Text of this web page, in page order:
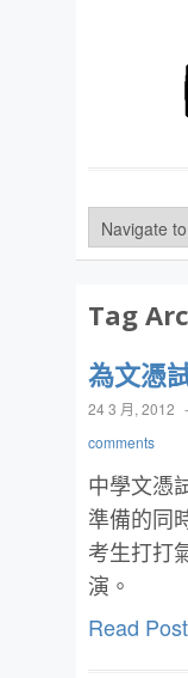
Tag
為文憑
24 3 月, 2012 -
comments
中學文憑
準備的同
考生打打
演。
Read